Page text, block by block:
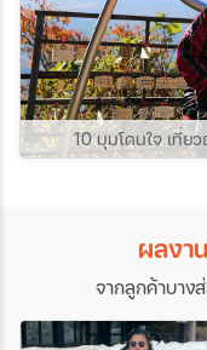
10 มุมโดนใจ เที่ย
ผลงา
จากลูกค้าบางส่